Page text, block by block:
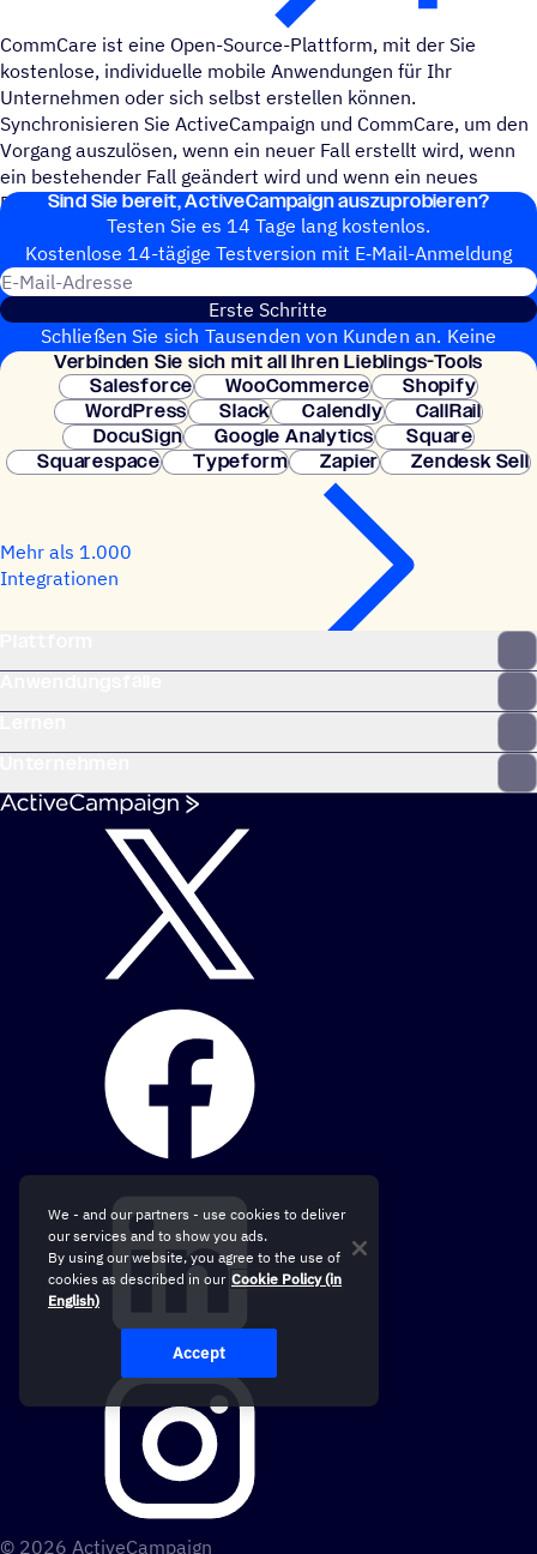
CommCare ist eine Open-Source-Plattform, mit der Sie
kostenlose, individuelle mobile Anwendungen für Ihr
Unternehmen oder sich selbst erstellen können.
Synchronisieren Sie ActiveCampaign und CommCare, um den
Vorgang auszulösen, wenn ein neuer Fall erstellt wird, wenn
ein bestehender Fall geändert wird und wenn ein neues
Formular eingereicht wird.
Sind Sie bereit, ActiveCampaign auszuprobieren?
Testen Sie es 14 Tage lang kostenlos.
Kosten­lose 14-tägige Test­ver­sion mit E‑Mail-Anmel­dung
Erste Schritte
Schließen Sie sich Tausenden von Kunden an. Keine
Kreditkarte erforderlich. Sofortige Einrichtung.
Verbin­den Sie sich mit all Ihren Lieblings-Tools
Salesforce
WooCommerce
Shopify
WordPress
Slack Calendly
CallRail
DocuSign
Google Analytics
Square
Squarespace
Typeform Zapier Zendesk Sell
Mehr als 1.000
Integrationen
© 2026 ActiveCampaign
We - and our partners - use cookies to deliver
our services and to show you ads.
By using our website, you agree to the use of
cookies as described in our Cookie Policy (in
English)
Accept